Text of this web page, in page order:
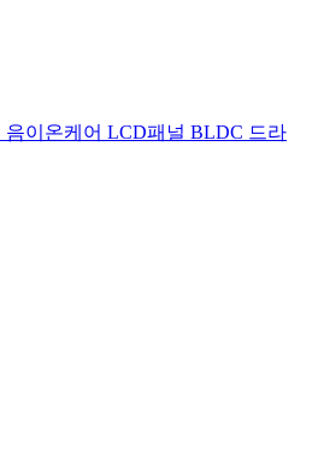
이온케어 LCD패널 BLDC 드라